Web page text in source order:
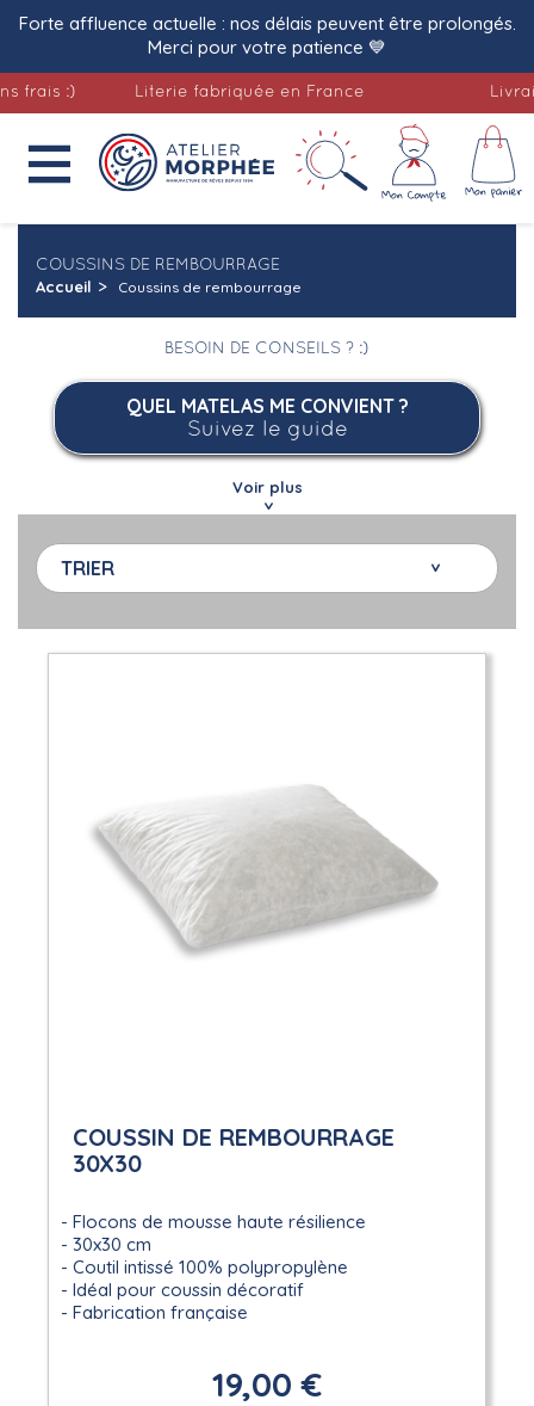
Forte affluence actuelle : nos délais peuvent être prolongés.
Merci pour votre patience 💙
Literie fabriquée en France Livraison

COUSSINS DE REMBOURRAGE
Accueil Coussins de rembourrage
BESOIN DE CONSEILS ? :)
QUEL MATELAS ME CONVIENT ?
Suivez le guide
Voir plus
TRIER
COUSSIN DE REMBOURRAGE
30X30
Flocons de mousse haute résilience
30x30 cm
Coutil intissé 100% polypropylène
Idéal pour coussin décoratif
Fabrication française
19,00 €